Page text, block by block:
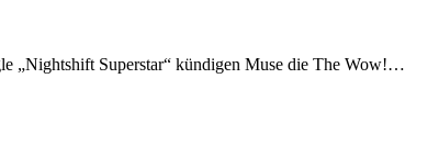
„Nightshift Superstar“ kündigen Muse die The Wow!…